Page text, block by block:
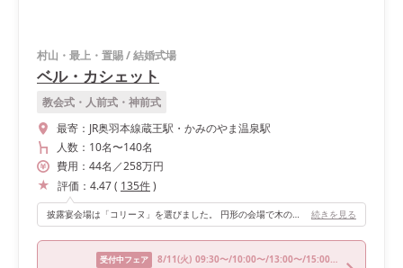
村山・最上・置賜/結婚式場
ベル・カシェット
教会式・人前式・神前式
最寄： JR奥羽本線蔵王駅・かみのやま温泉駅
人数： 10名〜140名
費用： 44名 ／258万円
評価： 4.47( 135件)
披露宴会場は「コリーヌ」を選びました。 円形の会場で木の素材が多く、ナチュラルで温かみのある会場でした。大きな窓と高い天井が開放感を出してくれます。 会場内に大階段もあるので、お色直し後の再入場はそちらから登場する演出を行いました。オープンキッチンではフランベショーもあるので、ゲストには目や鼻でも料理を楽しんでもらえます。 続きを見る
受付中フェア 8/11(火) 09:30〜/10:00〜/13:00〜/15:00〜/15:30〜